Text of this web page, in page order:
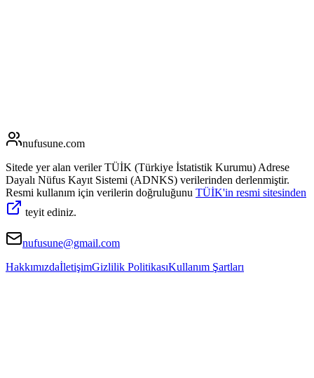
nufusune.com
Sitede yer alan veriler TÜİK (Türkiye İstatistik Kurumu) Adrese
Dayalı Nüfus Kayıt Sistemi (ADNKS) verilerinden derlenmiştir.
Resmi kullanım için verilerin doğruluğunu TÜİK'in resmi sitesinden
teyit ediniz.
nufusune@gmail.com
HakkımızdaİletişimGizlilik PolitikasıKullanım Şartları